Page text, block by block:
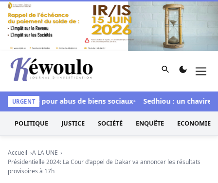
Aller au contenu
Kéwoulo, le premier site d'information et d'investigation
Rechercher
URGENTpour abus de biens sociaux Sedhiou : un
POLITIQUE JUSTICE SOCIÉTÉ ENQUÊTE ECONOMIE
Accueil
A LA UNE
Présidentielle 2024: La Cour d’appel de Dakar va annoncer les résultats
provisoires à 17h